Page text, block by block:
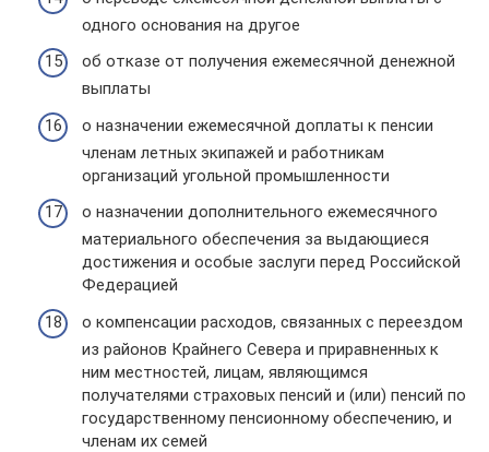
одного основания на другое
об отказе от получения ежемесячной денежной
выплаты
о назначении ежемесячной доплаты к пенсии
членам летных экипажей и работникам
организаций угольной промышленности
о назначении дополнительного ежемесячного
материального обеспечения за выдающиеся
достижения и особые заслуги перед Российской
Федерацией
о компенсации расходов, связанных с переездом
из районов Крайнего Севера и приравненных к
ним местностей, лицам, являющимся
получателями страховых пенсий и (или) пенсий по
государственному пенсионному обеспечению, и
членам их семей